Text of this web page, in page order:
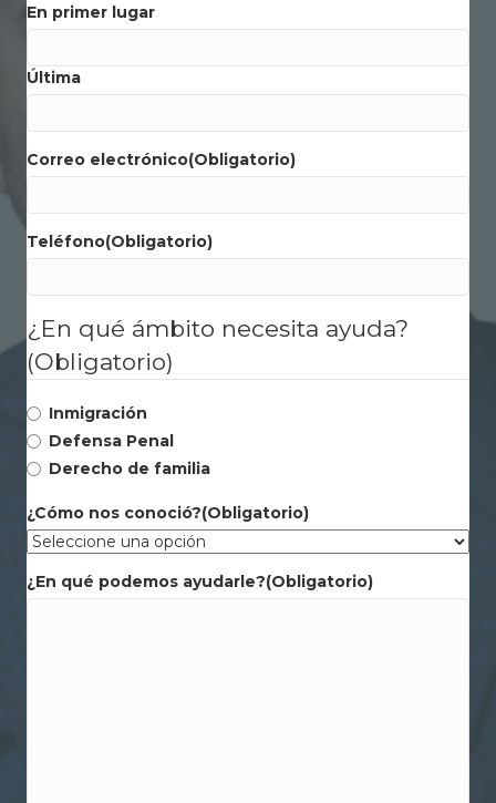
En primer lugar
Última
Correo electrónico(Obligatorio)
Teléfono(Obligatorio)
¿En qué ámbito necesita ayuda?
(Obligatorio)
Inmigración
Defensa Penal
Derecho de familia
¿Cómo nos conoció?(Obligatorio)
¿En qué podemos ayudarle?(Obligatorio)